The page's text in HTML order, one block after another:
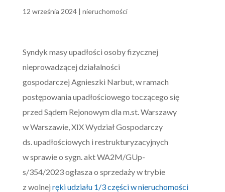
12 września 2024| nieruchomości
Syndyk masy upadłości osoby fizycznej
nieprowadzącej działalności
gospodarczej Agnieszki Narbut, w ramach
postępowania upadłościowego toczącego się
przed Sądem Rejonowym dla m.st. Warszawy
w Warszawie, XIX Wydział Gospodarczy
ds. upadłościowych i restrukturyzacyjnych
w sprawie o sygn. akt WA2M/GUp-
s/354/2023 ogłasza o sprzedaży w trybie
z wolnej ręki udziału 1/3 części w nieruchomości